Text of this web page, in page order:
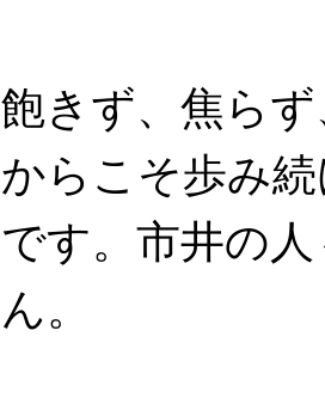
飽きず、焦ら
からこそ歩み
です。市井の
ん。